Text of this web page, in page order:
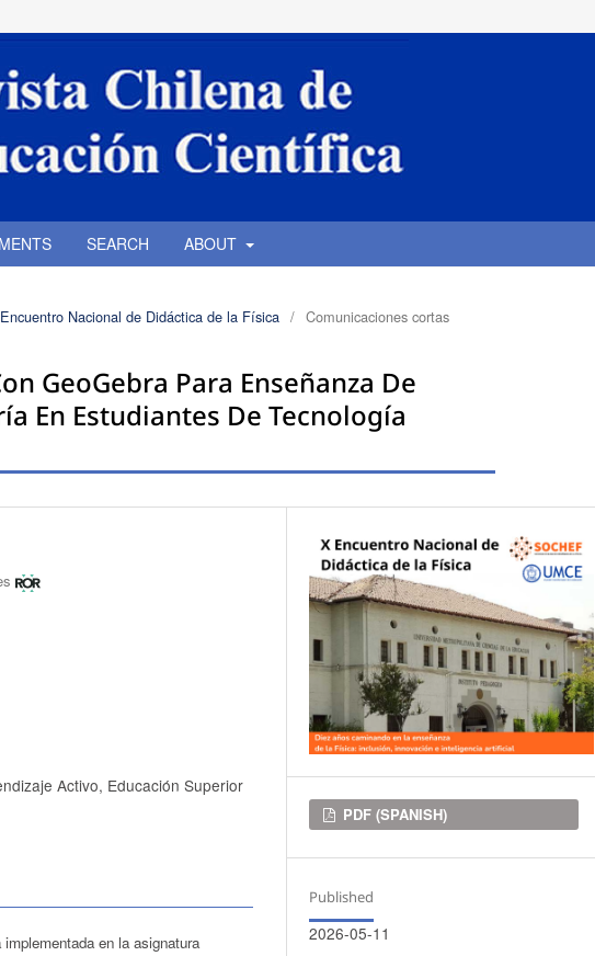
SEARCH ABOUT
Nacional de Didáctica de la Física / Comunicaciones cortas
GeoGebra Para Enseñanza De
En Estudiantes De Tecnología
Activo, Educación Superior
en la asignatura
Downloads
PDF (SPANISH)
Published
2026-05-11